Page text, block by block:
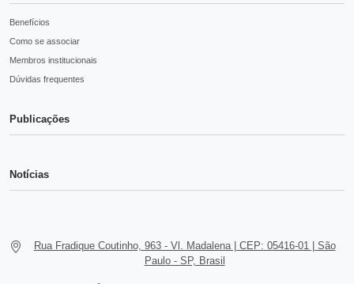
Benefícios
Como se associar
Membros institucionais
Dúvidas frequentes
Publicações
Notícias
Rua Fradique Coutinho, 963 - Vl. Madalena | CEP: 05416-01 | São
Paulo - SP, Brasil